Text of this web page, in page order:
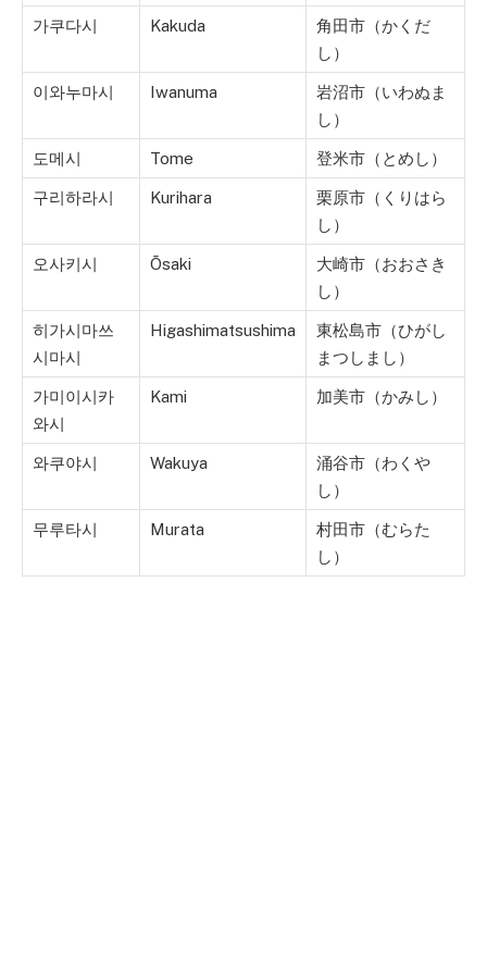
가쿠다시 Kakuda
角田市（かくだ
し）
이와누마시 Iwanuma
岩沼市（いわぬま
し）
도메시 Tome 登米市（とめし）
구리하라시 Kurihara
栗原市（くりはら
し）
오사키시 Ōsaki
大崎市（おおさき
し）
히가시마쓰
시마시
Higashimatsushima
東松島市（ひがし
まつしまし）
가미이시카
와시
Kami 加美市（かみし）
와쿠야시 Wakuya
涌谷市（わくや
し）
무루타시 Murata
村田市（むらた
し）